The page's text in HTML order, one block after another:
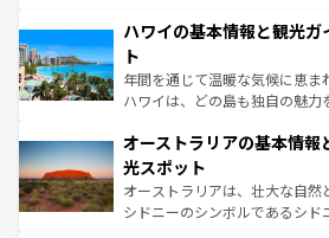
着のスイス情報はコンテンツ一
のような巨大都市は、観光、シ
ンメントが詰まった刺激的なス
西部には大自然が広がり、グラ
ストーン国立公園といった絶
文化が魅力。旅行者はアメリカ
しみながら、その多様性と豊か
るだろう。車でのロードトリッ
ならではの贅沢な旅のスタイルだ。 なお、新着の
情報は コンテンツ一覧 を参照し
ハワイの基本情報と観光ガ
ト
年間を通じて温暖な気候に恵ま
ハワイは、どの島も独自の魅力
ワイ島は見逃せない。また、定
島だが、静かな自然を求めるな
おすすめ。エメラルドグリーン
文化や歴史が息づいている。「
オーストラリアの基本情報
光スポット
オーストラリアは、壮大な自然
シドニーのシンボルであるシド